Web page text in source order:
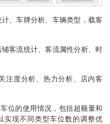
、车牌分析、车辆类型，载客
铺客流统计、客流属性分析、时
注度分析、热力分析、店内客
位的使用情况，包括超额量和
实现不同类型车位数的调整优